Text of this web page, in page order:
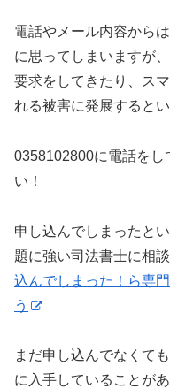
電話やメール内容から
に思ってしまいますが
要求をしてきたり、ス
れる被害に発展すると
0358102800に電話をし
い！
申し込んでしまったと
題に強い司法書士に相
込んでしまった！ら専
う
まだ申し込んでなくて
に入手していることが